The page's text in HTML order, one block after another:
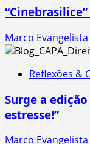
Marco Evangelista
Reflexões &
Surge a
estresse!”
Marco Evangelista